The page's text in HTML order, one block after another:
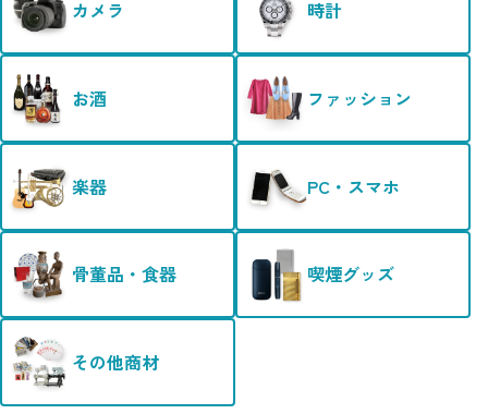
カメラ 時計
お酒 ファッション
楽器 PC・スマホ
骨董品・食器 喫煙グッズ
その他商材